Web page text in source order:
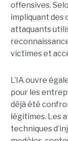
offensives.
impliquant des
attaquants
victimes et
L’IA ouvre
pour les
déjà été
légitimes. Les
techniques